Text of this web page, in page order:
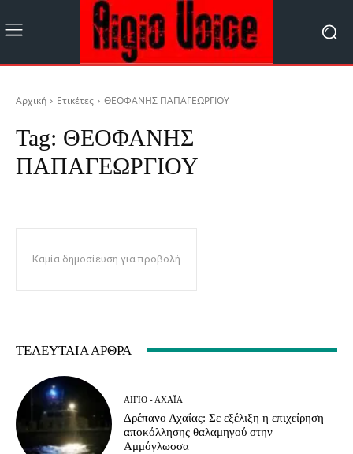
Αρχική Ετικέτες ΘΕΟΦΑΝΗΣ ΠΑΠΑΓΕΩΡΓΙΟΥ
Tag: ΘΕΟΦΑΝΗΣ
ΠΑΠΑΓΕΩΡΓΙΟΥ
Καμία δημοσίευση για προβολή
ΤΕΛΕΥΤΑΊΑ ΆΡΘΡΑ
ΑΊΓΙΟ - ΑΧΑΪ́Α
Δρέπανο Αχαΐας: Σε εξέλιξη η επιχείρηση
αποκόλλησης θαλαμηγού στην
Αμμόγλωσσα